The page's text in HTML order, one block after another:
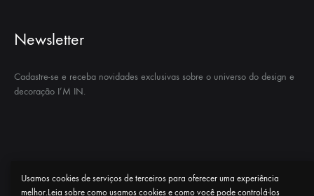
Newsletter
Cadastre-se e receba novidades exclusivas sobre o universo do design e
decoração I’M IN.
Politica de privacidade “LGPD” I’M IN Contato
Usamos cookies de serviços de terceiros para oferecer uma experiência
melhor.Leia sobre como usamos cookies e como você pode controlá-los